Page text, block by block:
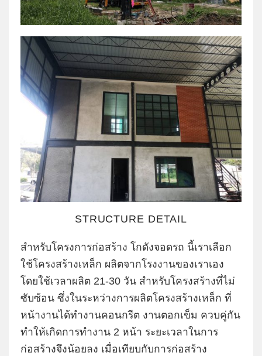
STRUCTURE DETAIL
สำหรับโครงการก่อสร้าง โกดังจอดรถ นี้เราเลือก
ใช้โครงสร้างเหล็ก ผลิตจากโรงงานของเราเอง
โดยใช้เวลาผลิต 21-30 วัน สำหรับโครงสร้างที่ไม่
ซับซ้อน ซึ่งในระหว่างการผลิตโครงสร้างเหล็ก ที่
หน้างานได้ทำงานคอนกรีต งานตอกเข็ม ควบคู่กัน
ทำให้เกิดการทำงาน 2 หน้า ระยะเวลาในการ
ก่อสร้างจึงน้อยลง เมื่อเทียบกับการก่อสร้าง